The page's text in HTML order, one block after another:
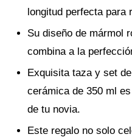
longitud perfecta para
Su diseño de mármol
combina a la
Exquisita taza y set
cerámica de 350 ml
de tu novia.
Este regalo no solo